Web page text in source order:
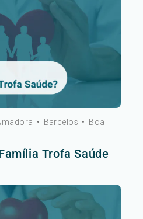
• Barcelos • Boa
Trofa Saúde